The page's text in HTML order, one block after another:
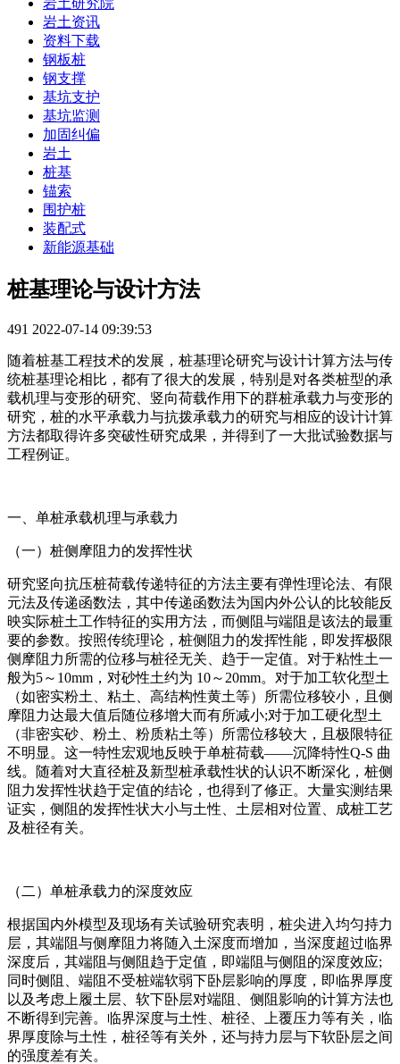
岩土研究院
岩土资讯
资料下载
钢板桩
钢支撑
基坑支护
基坑监测
加固纠偏
岩土
桩基
锚索
围护桩
装配式
新能源基础
桩基理论与设计方法
491 2022-07-14 09:39:53
随着桩基工程技术的发展，桩基理论研究与设计计算方法与传
统桩基理论相比，都有了很大的发展，特别是对各类桩型的承
载机理与变形的研究、竖向荷载作用下的群桩承载力与变形的
研究，桩的水平承载力与抗拨承载力的研究与相应的设计计算
方法都取得许多突破性研究成果，并得到了一大批试验数据与
工程例证。
一、单桩承载机理与承载力
（一）桩侧摩阻力的发挥性状
研究竖向抗压桩荷载传递特征的方法主要有弹性理论法、有限
元法及传递函数法，其中传递函数法为国内外公认的比较能反
映实际桩土工作特征的实用方法，而侧阻与端阻是该法的最重
要的参数。按照传统理论，桩侧阻力的发挥性能，即发挥极限
侧摩阻力所需的位移与桩径无关、趋于一定值。对于粘性土一
般为5～10mm，对砂性土约为 10～20mm。对于加工软化型土
（如密实粉土、粘土、高结构性黄土等）所需位移较小，且侧
摩阻力达最大值后随位移增大而有所减小;对于加工硬化型土
（非密实砂、粉土、粉质粘土等）所需位移较大，且极限特征
不明显。这一特性宏观地反映于单桩荷载——沉降特性Q-S 曲
线。随着对大直径桩及新型桩承载性状的认识不断深化，桩侧
阻力发挥性状趋于定值的结论，也得到了修正。大量实测结果
证实，侧阻的发挥性状大小与土性、土层相对位置、成桩工艺
及桩径有关。
（二）单桩承载力的深度效应
根据国内外模型及现场有关试验研究表明，桩尖进入均匀持力
层，其端阻与侧摩阻力将随入土深度而增加，当深度超过临界
深度后，其端阻与侧阻趋于定值，即端阻与侧阻的深度效应;
同时侧阻、端阻不受桩端软弱下卧层影响的厚度，即临界厚度
以及考虑上履土层、软下卧层对端阻、侧阻影响的计算方法也
不断得到完善。临界深度与土性、桩径、上覆压力等有关，临
界厚度除与土性，桩径等有关外，还与持力层与下软卧层之间
的强度差有关。